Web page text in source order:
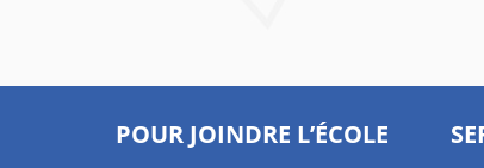
POUR JOINDRE L’ÉCOLE